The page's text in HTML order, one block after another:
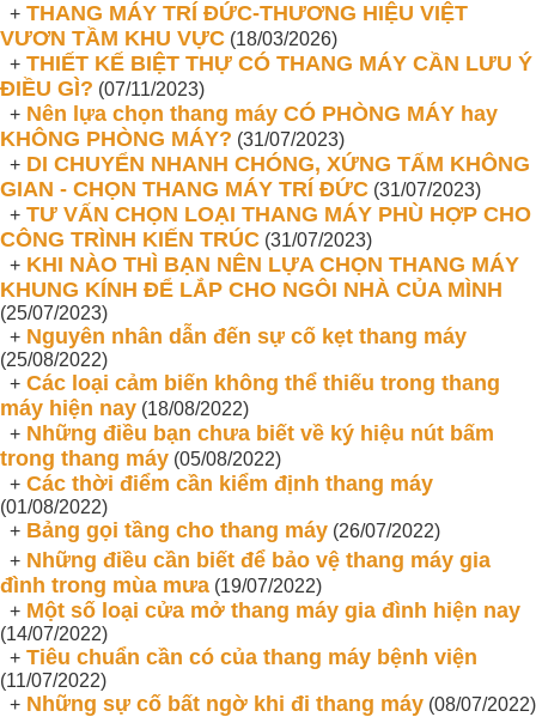
+ THANG MÁY TRÍ ĐỨC-THƯƠNG HIỆU VIỆT
VƯƠN TẦM KHU VỰC (18/03/2026)
+ THIẾT KẾ BIỆT THỰ CÓ THANG MÁY CẦN LƯU Ý
ĐIỀU GÌ? (07/11/2023)
+ Nên lựa chọn thang máy CÓ PHÒNG MÁY hay
KHÔNG PHÒNG MÁY? (31/07/2023)
+ DI CHUYỂN NHANH CHÓNG, XỨNG TẤM KHÔNG
GIAN - CHỌN THANG MÁY TRÍ ĐỨC (31/07/2023)
+ TƯ VẤN CHỌN LOẠI THANG MÁY PHÙ HỢP CHO
CÔNG TRÌNH KIẾN TRÚC (31/07/2023)
+ KHI NÀO THÌ BẠN NÊN LỰA CHỌN THANG MÁY
KHUNG KÍNH ĐỂ LẮP CHO NGÔI NHÀ CỦA MÌNH
(25/07/2023)
+ Nguyên nhân dẫn đến sự cố kẹt thang máy
(25/08/2022)
+ Các loại cảm biến không thể thiếu trong thang
máy hiện nay (18/08/2022)
+ Những điều bạn chưa biết về ký hiệu nút bấm
trong thang máy (05/08/2022)
+ Các thời điểm cần kiểm định thang máy
(01/08/2022)
+ Bảng gọi tầng cho thang máy (26/07/2022)
+ Những điều cần biết để bảo vệ thang máy gia
đình trong mùa mưa (19/07/2022)
+ Một số loại cửa mở thang máy gia đình hiện nay
(14/07/2022)
+ Tiêu chuẩn cần có của thang máy bệnh viện
(11/07/2022)
+ Những sự cố bất ngờ khi đi thang máy (08/07/2022)